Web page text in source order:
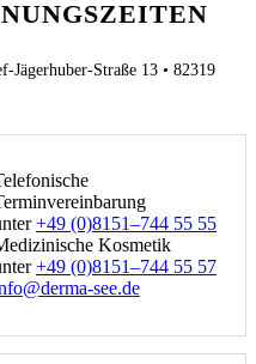
Jägerhuber-Straße 13 • 82319
+49 (0)8151–744 55 55
Kosmetik
+49 (0)8151–744 55 57
amred@ofni